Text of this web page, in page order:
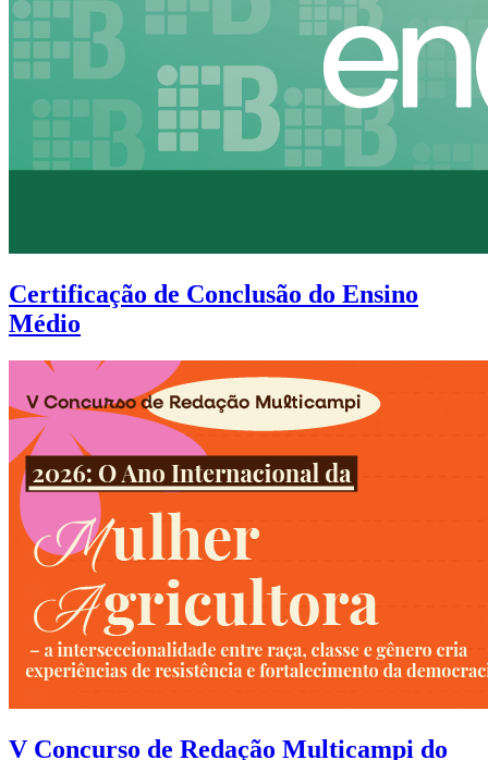
Certificação de Conclusão do Ensino
Médio
V Concurso de Redação Multicampi do